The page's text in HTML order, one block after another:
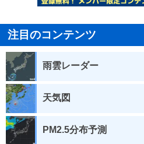
注目のコンテンツ
雨雲レーダー
天気図
PM2.5分布予測